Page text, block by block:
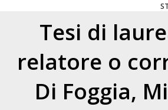
Tesi di
relatore o
Di Foggia,